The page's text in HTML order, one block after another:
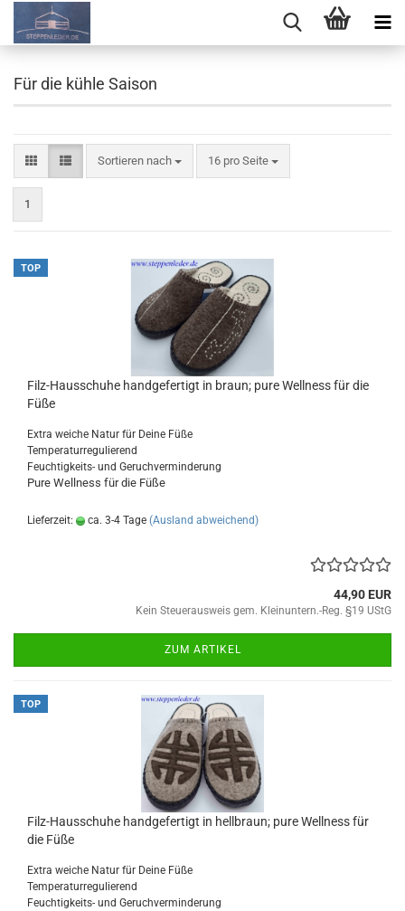
Für die kühle Saison
Sortieren nach
Sortieren nach 16 pro Seite
pro Seite
1
TOP
Filz-Hausschuhe handgefertigt in braun; pure Wellness für die
Füße
Extra weiche Natur für Deine Füße
Temperaturregulierend
Feuchtigkeits- und Geruchverminderung
Pure Wellness für die Füße
Lieferzeit: ca. 3-4 Tage (Ausland abweichend)
44,90 EUR
Kein Steuerausweis gem. Kleinuntern.-Reg. §19 UStG
ZUM ARTIKEL
TOP
Filz-Hausschuhe handgefertigt in hellbraun; pure Wellness für
die Füße
Extra weiche Natur für Deine Füße
Temperaturregulierend
Feuchtigkeits- und Geruchverminderung